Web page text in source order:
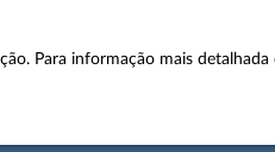
Para informação mais detalhada